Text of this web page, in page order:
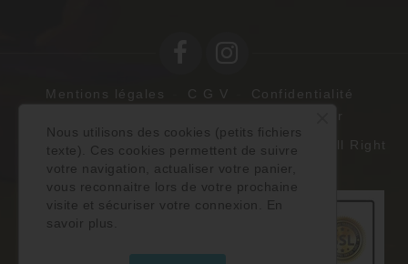
Mentions légales C G V
Confidentialité
Nous contacter
Safran d’Oc - Copyright © 2018 - 2026 - All Right
Reserved
Nous utilisons des cookies (petits fichiers
texte). Ces cookies permettent de suivre
votre navigation, actualiser votre panier,
vous reconnaitre lors de votre prochaine
visite et sécuriser votre connexion.
En
savoir plus.